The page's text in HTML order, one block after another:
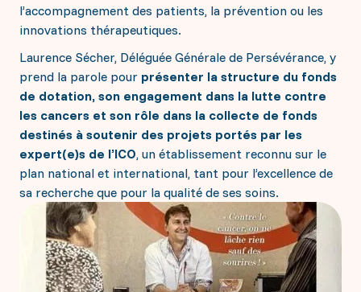
l’accompagnement des patients, la prévention ou les
innovations thérapeutiques.
Laurence Sécher, Déléguée Générale de Persévérance, y
prend la parole pour présenter la structure du fonds
de dotation, son engagement dans la lutte contre
les cancers et son rôle dans la collecte de fonds
destinés à soutenir des projets portés par les
expert(e)s de l’ICO, un établissement reconnu sur le
plan national et international, tant pour l’excellence de
sa recherche que pour la qualité de ses soins.